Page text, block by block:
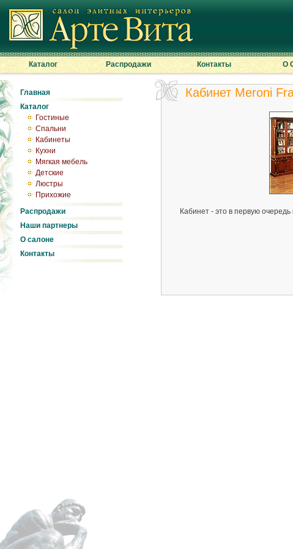
Каталог Распродажи Контакты О
Главная
Каталог
Гостиные
Спальни
Кабинеты
Кухни
Мягкая мебель
Детские
Люстры
Прихожие
Распродажи
Наши партнеры
О салоне
Контакты
Кабинет Meroni
Кабинет - это в первую